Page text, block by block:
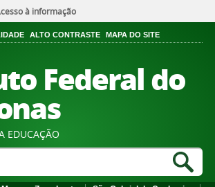
à informação
ALTO CONTRASTE MAPA DO SITE
Federal do
EDUCAÇÃO